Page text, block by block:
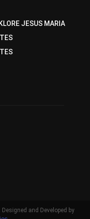
JESUS MARIA
and Developed by